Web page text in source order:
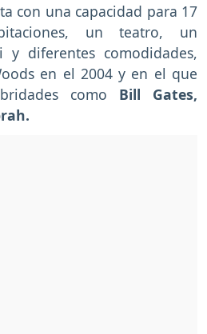
con una capacidad para 17
un teatro, un
y diferentes comodidades,
en el 2004 y en el que
como Bill Gates,